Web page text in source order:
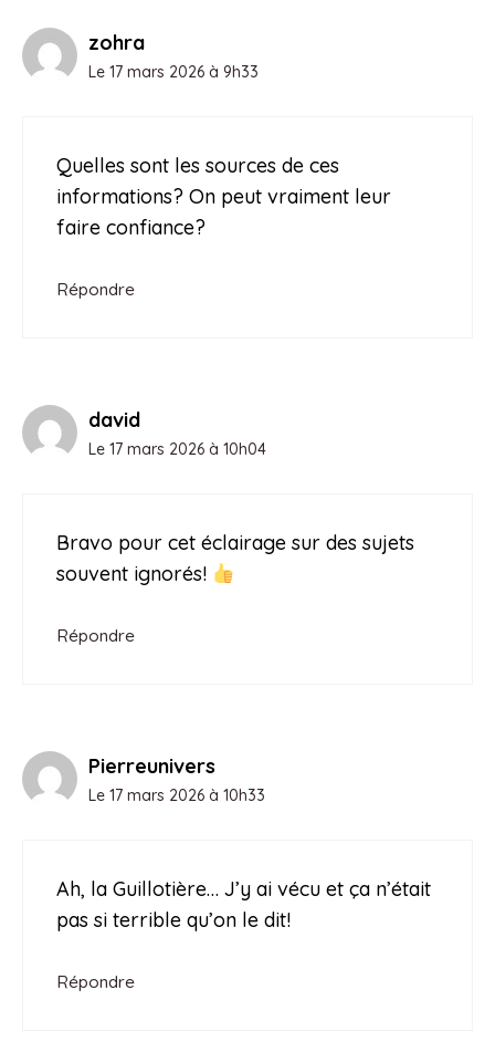
zohra
Le 17 mars 2026 à 9h33
Quelles sont les sources de ces
informations? On peut vraiment leur
faire confiance?
Répondre
david
Le 17 mars 2026 à 10h04
Bravo pour cet éclairage sur des sujets
souvent ignorés!
Répondre
Pierreunivers
Le 17 mars 2026 à 10h33
Ah, la Guillotière… J’y ai vécu et ça n’était
pas si terrible qu’on le dit!
Répondre